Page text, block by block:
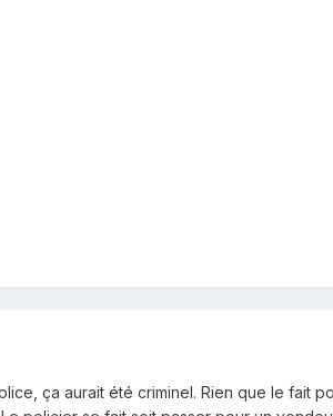
ça aurait été criminel. Rien que le fait